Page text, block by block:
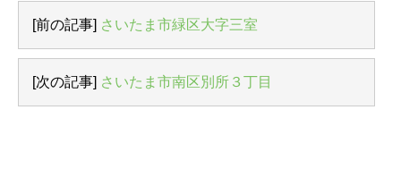
[前の記事] さいたま市緑区大字三室
[次の記事] さいたま市南区別所３丁目